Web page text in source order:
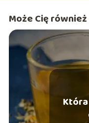
Może Cię